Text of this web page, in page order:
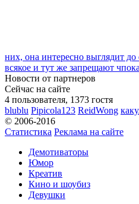
них, она интересно выглядит до
всякое и тут же запрещают
Новости от партнеров
Сейчас на сайте
4 пользователя, 1373 гостя
blublu Pipicola123 ReidWong
© 2006-2016
Статистика Реклама на сайте
Демотиваторы
Юмор
Креатив
Кино и шоубиз
Девушки